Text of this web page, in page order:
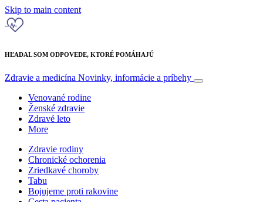
Skip to main content
HĽADAL SOM ODPOVEDE, KTORÉ POMÁHAJÚ
Zdravie a medicína Novinky, informácie a príbehy
Venované rodine
Ženské zdravie
Zdravé leto
More
Zdravie rodiny
Chronické ochorenia
Zriedkavé choroby
Tabu
Bojujeme proti rakovine